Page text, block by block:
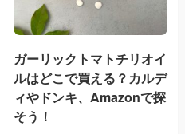
ガーリックトマトチリオイ
ルはどこで買える？カルデ
ィやドンキ、Amazonで探
そう！